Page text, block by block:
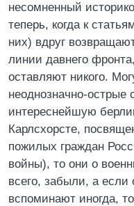
несомненный
теперь, когда к
них) вдруг
линии давнего
оставляют никого.
неоднозначно-острые
интереснейшую
Карлсхорсте,
пожилых граждан
войны), то они о
всего, забыли, а если
вспоминают иногда,